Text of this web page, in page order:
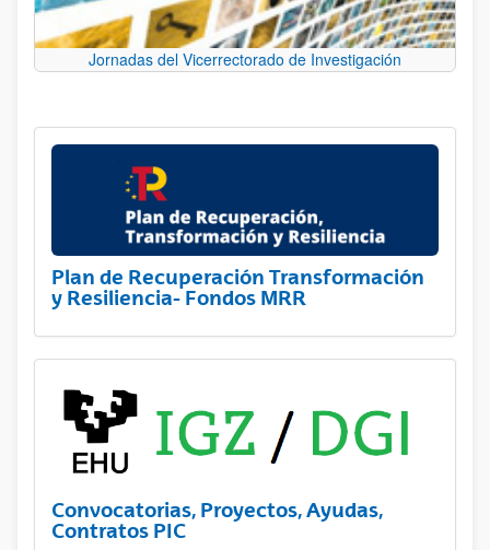
Jornadas del Vicerrectorado de Investigación
Plan de Recuperación Transformación
y Resiliencia- Fondos MRR
Convocatorias, Proyectos, Ayudas,
Contratos PIC